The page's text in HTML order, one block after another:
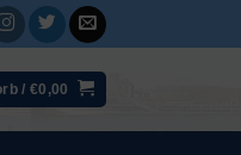
/€0,00